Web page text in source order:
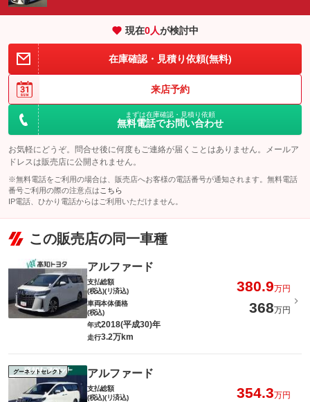
現在0人が検討中
在庫確認・見積り依頼(無料)
来店予約
まずは在庫確認・見積り依頼
無料電話でお問い合わせ
お気軽にどうぞ。問合せ後に何度もご連絡が届くことはありません。メールア
ドレスは販売店に公開されません。
※無料電話をご利用の場合は、販売店へお客様の電話番号が通知されます。無料電話
番号ご利用の際の注意点は こちら
IP電話、ひかり電話からはご利用いただけません。
この販売店の同一車種
アルファード
支払総額
(税込)(リ済込)
380.9万円
車両本体価格
(税込)
368万円
年式2018(平成30)年
走行3.2万km
グーネットセレクト アルファード
支払総額
(税込)(リ済込)
354.3万円